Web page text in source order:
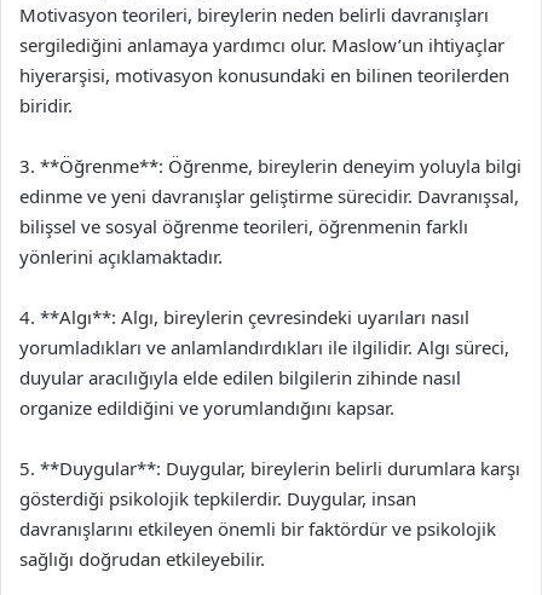
Motivasyon teorileri, bireylerin neden belirli davranışları
sergilediğini anlamaya yardımcı olur. Maslow’un ihtiyaçlar
hiyerarşisi, motivasyon konusundaki en bilinen teorilerden
biridir.
3. **Öğrenme**: Öğrenme, bireylerin deneyim yoluyla bilgi
edinme ve yeni davranışlar geliştirme sürecidir. Davranışsal,
bilişsel ve sosyal öğrenme teorileri, öğrenmenin farklı
yönlerini açıklamaktadır.
4. **Algı**: Algı, bireylerin çevresindeki uyarıları nasıl
yorumladıkları ve anlamlandırdıkları ile ilgilidir. Algı süreci,
duyular aracılığıyla elde edilen bilgilerin zihinde nasıl
organize edildiğini ve yorumlandığını kapsar.
5. **Duygular**: Duygular, bireylerin belirli durumlara karşı
gösterdiği psikolojik tepkilerdir. Duygular, insan
davranışlarını etkileyen önemli bir faktördür ve psikolojik
sağlığı doğrudan etkileyebilir.